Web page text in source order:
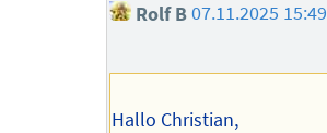
Rolf B 07.11.2025 15:49
Hallo Christian,